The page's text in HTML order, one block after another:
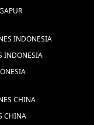
INDONESIA
INDONESIA
CHINA
CHINA